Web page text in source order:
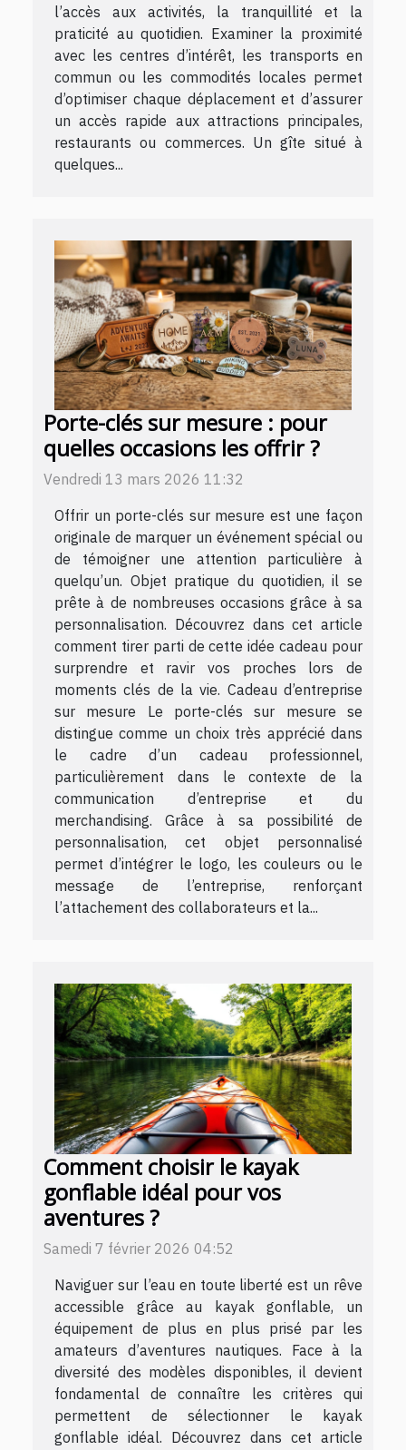
l’accès aux activités, la tranquillité et la
praticité au quotidien. Examiner la proximité
avec les centres d’intérêt, les transports en
commun ou les commodités locales permet
d’optimiser chaque déplacement et d’assurer
un accès rapide aux attractions principales,
restaurants ou commerces. Un gîte situé à
quelques...
Porte-clés sur mesure : pour
quelles occasions les offrir ?
Vendredi 13 mars 2026 11:32
Offrir un porte-clés sur mesure est une façon
originale de marquer un événement spécial ou
de témoigner une attention particulière à
quelqu’un. Objet pratique du quotidien, il se
prête à de nombreuses occasions grâce à sa
personnalisation. Découvrez dans cet article
comment tirer parti de cette idée cadeau pour
surprendre et ravir vos proches lors de
moments clés de la vie. Cadeau d’entreprise
sur mesure Le porte-clés sur mesure se
distingue comme un choix très apprécié dans
le cadre d’un cadeau professionnel,
particulièrement dans le contexte de la
communication d’entreprise et du
merchandising. Grâce à sa possibilité de
personnalisation, cet objet personnalisé
permet d’intégrer le logo, les couleurs ou le
message de l’entreprise, renforçant
l’attachement des collaborateurs et la...
Comment choisir le kayak
gonflable idéal pour vos
aventures ?
Samedi 7 février 2026 04:52
Naviguer sur l’eau en toute liberté est un rêve
accessible grâce au kayak gonflable, un
équipement de plus en plus prisé par les
amateurs d’aventures nautiques. Face à la
diversité des modèles disponibles, il devient
fondamental de connaître les critères qui
permettent de sélectionner le kayak
gonflable idéal. Découvrez dans cet article